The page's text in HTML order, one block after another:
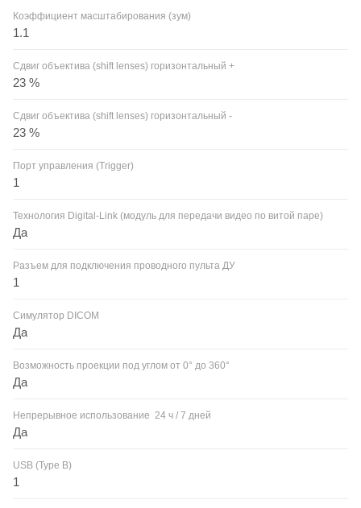
Коэффициент масштабирования (зум)
1.1
Сдвиг объектива (shift lenses) горизонтальный +
23 %
Сдвиг объектива (shift lenses) горизонтальный -
23 %
Порт управления (Trigger)
1
Технология Digital-Link (модуль для передачи видео по витой паре)
Да
Разъем для подключения проводного пульта ДУ
1
Симулятор DICOM
Да
Возможность проекции под углом от 0° до 360°
Да
Непрерывное использование 24 ч / 7 дней
Да
USB (Type B)
1